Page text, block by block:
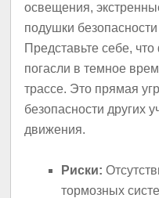
освещения,
подушки
Представьте себе,
погасли в темное
трассе. Это прямая
безопасности других
движения.
Риски:
тормозных